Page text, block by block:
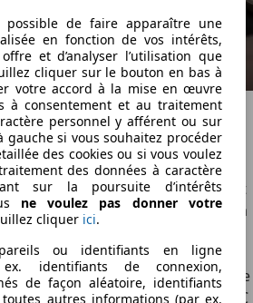
GLC et cela n’a rien d’étonnant
de Mercedes sont frères et
du mobilier est donc partagée,
élevée avec deux chargeurs à
physiques. Le coffre, quant
le SUV. La berline offre jusqu’à
101 litres sous le capot avant.
Classe C débarque en une seule
l’autonomie en ligne de mire. La C
de faire apparaître une
en fonction de vos intérêts,
et d’analyser l’utilisation que
cliquer sur le bouton en bas à
votre accord à la mise en œuvre
à consentement et au traitement
personnel y afférent ou sur
gauche si vous souhaitez procéder
des cookies ou si vous voulez
des données à caractère
sur la poursuite d’intérêts
ne voulez pas donner votre
cliquer ici.
ou identifiants en ligne
identifiants de connexion,
de façon aléatoire, identifiants
autres informations (par ex.